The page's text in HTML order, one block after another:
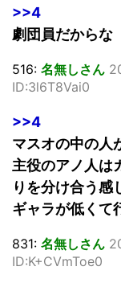
>>4
劇団員だからな
516: 名無しさん
ID:3l6T8Vai0
>>4
マスオの中の人
主役のアノ人は
りを分け合う感
ギャラが低くて
831: 名無しさん
ID:K+CVmToe0